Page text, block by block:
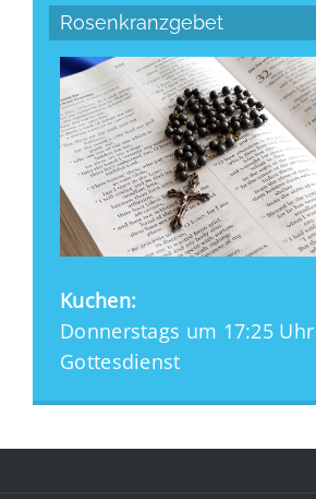
Rosenkranzgebet
Kuchen:
Donnerstags um 17:25
Gottesdienst